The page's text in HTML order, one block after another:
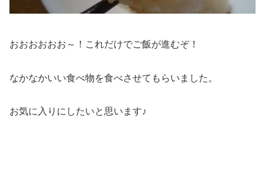
おおおおおお～！これだけでご飯が進むぞ！
なかなかいい食べ物を食べさせてもらいました。
お気に入りにしたいと思います♪